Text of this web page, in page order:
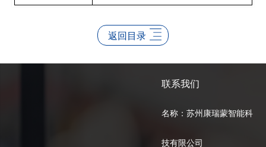
返回目录
联系我们
名称：苏州康瑞蒙智能科
技有限公司